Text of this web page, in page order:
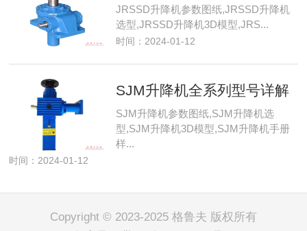
JRSSD升降机参数图纸,JRSSD升降机
选型,JRSSD升降机3D模型,JRS...
时间：2024-01-12
SJM升降机全系列型号详解
SJM升降机参数图纸,SJM升降机选
型,SJM升降机3D模型,SJM升降机手册
样...
时间：2024-01-12
Copyright © 2023-2025 格鲁夫 版权所有